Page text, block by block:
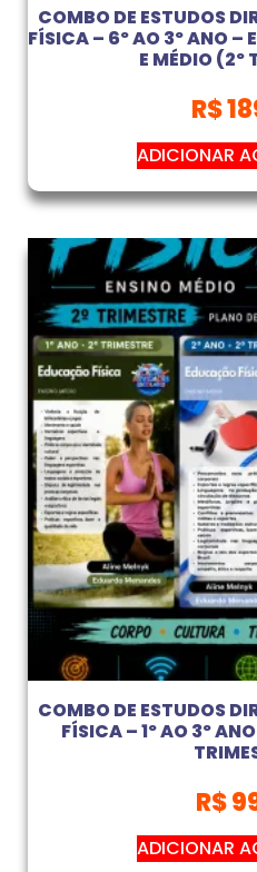
COMBO DE ESTUDOS
FÍSICA – 6º AO 3º ANO –
E MÉDIO (2º
R$
ADICIONAR
COMBO DE ESTUDOS
FÍSICA – 1º AO 3º
R$
ADICIONAR